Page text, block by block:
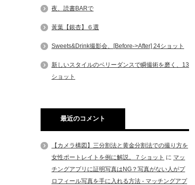
夜、読書BARで
黃葉【銀杏】６選
Sweets&Drink撮影会、[Before->After] 24ショット
新しいスタイルのベリーダンスで瞬撮術を磨く、13
ショット
最近のコメント
【カメラ構図】三分割法と黄金分割法での撮り方を
女性ポートレイトを例に解説。７ショット に マッ
チングアプリに証明写真はNG？写真がない人がプ
ロフィール写真を手に入れる方法 - マッチングアプ